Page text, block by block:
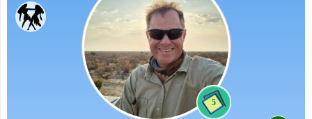
5